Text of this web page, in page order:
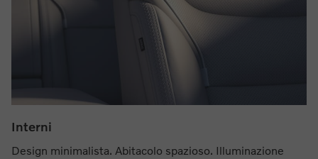
Interni
Design minimalista. Abitacolo spazioso. Illuminazione